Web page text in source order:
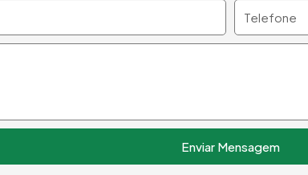
Enviar Mensagem